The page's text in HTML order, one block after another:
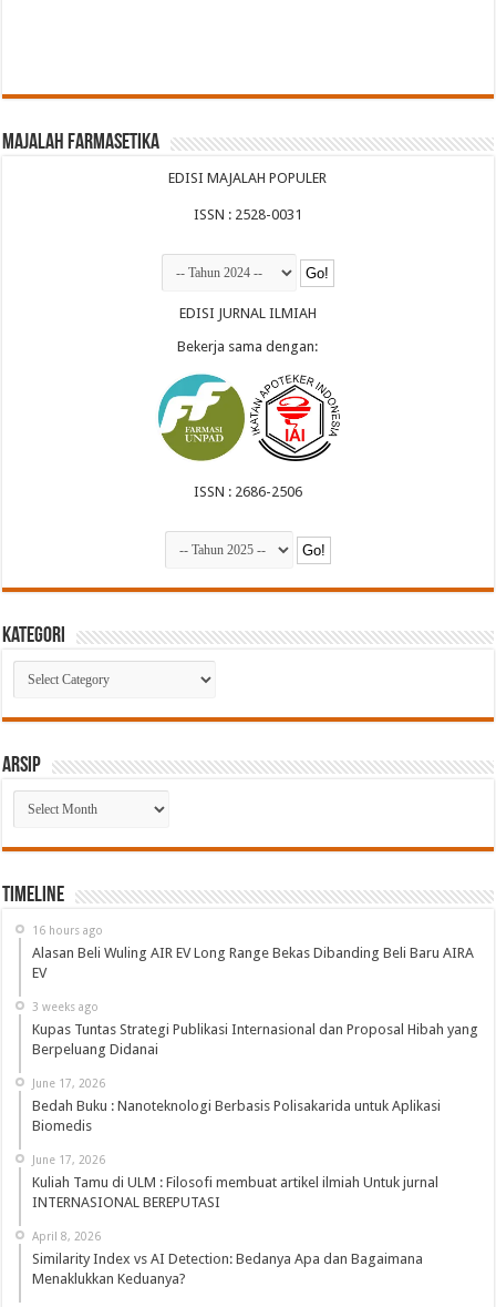
Majalah Farmasetika
EDISI MAJALAH POPULER
ISSN : 2528-0031
EDISI JURNAL ILMIAH
Bekerja sama dengan:
ISSN : 2686-2506
Kategori
Kategori
Arsip
Arsip
Timeline
16 hours ago
Alasan Beli Wuling AIR EV Long Range Bekas Dibanding Beli Baru AIRA
EV
3 weeks ago
Kupas Tuntas Strategi Publikasi Internasional dan Proposal Hibah yang
Berpeluang Didanai
June 17, 2026
Bedah Buku : Nanoteknologi Berbasis Polisakarida untuk Aplikasi
Biomedis
June 17, 2026
Kuliah Tamu di ULM : Filosofi membuat artikel ilmiah Untuk jurnal
INTERNASIONAL BEREPUTASI
April 8, 2026
Similarity Index vs AI Detection: Bedanya Apa dan Bagaimana
Menaklukkan Keduanya?